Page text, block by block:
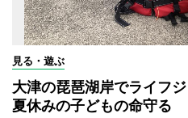
見る・遊ぶ
大津の琵琶湖岸でライフ
夏休みの子どもの命守る